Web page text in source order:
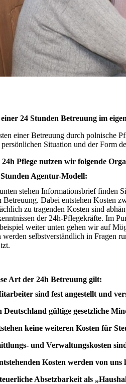
24 Stunden Betreuung im
einer Betreuung durch polnische
Situation und der Form
24h Pflege nutzen wir folgende
Stunden Agentur-Modell:
stehen Informationsbrief finden
Betreuung. Dabei entstehen Kosten
zu tragenden Kosten sind
der 24h-Pflegekräfte. Im
weiter unten gehen wir auf
werden selbstverständlich in Fragen
Art der 24h Betreuung gilt:
sind fest angestellt und
Deutschland gültige gesetzliche
keine weiteren Kosten für
und Verwaltungskosten
Kosten werden von
Absetzbarkeit als